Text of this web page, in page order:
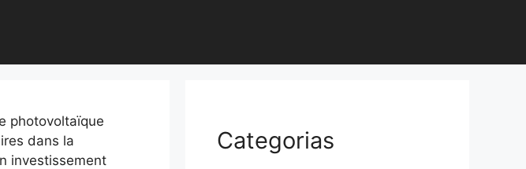
photovoltaïque
dans la
investissement
Categorias